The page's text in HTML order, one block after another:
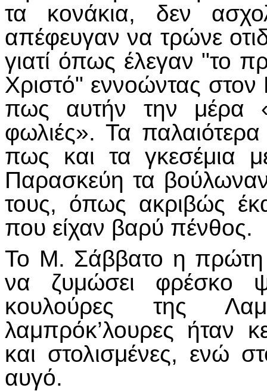
τα κονάκια, δεν
απέφευγαν να τρώνε
γιατί όπως έλεγαν "το
Χριστό" εννοώντας στον
πως αυτήν την μέρα
φωλιές». Τα
πως και τα γκεσέμια
Παρασκεύη τα
τους, όπως ακριβώς
που είχαν βαρύ πένθος.
Το Μ. Σάββατο η πρώτη
να ζυμώσει φρέσκο
κουλούρες της
λαμπρόκ’λουρες ήταν
και στολισμένες, ενώ
αυγό.